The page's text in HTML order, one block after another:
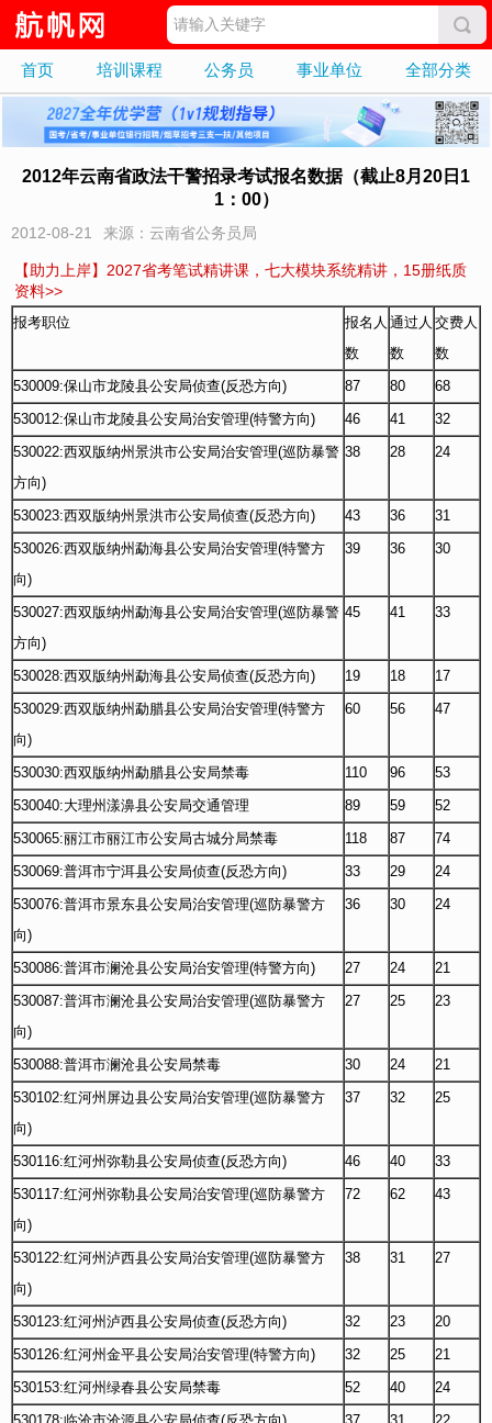
首页 培训课程 公务员 事业单位 全部分类
2012年云南省政法干警招录考试报名数据（截止8月20日1
1：00）
2012-08-21 来源：云南省公务员局
【助力上岸】2027省考笔试精讲课，七大模块系统精讲，15册纸质
资料>>
报考职位
报名人
数
通过人
数
交费人
数
530009:保山市龙陵县公安局侦查(反恐方向)
87 80
68
530012:保山市龙陵县公安局治安管理(特警方向)
46 41
32
530022:西双版纳州景洪市公安局治安管理(巡防暴警
方向)
38 28 24
530023:西双版纳州景洪市公安局侦查(反恐方向) 43 36
31
530026:西双版纳州勐海县公安局治安管理(特警方
向)
39 36 30
530027:西双版纳州勐海县公安局治安管理(巡防暴警
方向)
45 41 33
530028:西双版纳州勐海县公安局侦查(反恐方向) 19 18
17
530029:西双版纳州勐腊县公安局治安管理(特警方
向)
60 56 47
530030:西双版纳州勐腊县公安局禁毒 110 96
53
530040:大理州漾濞县公安局交通管理
89 59
52
530065:丽江市丽江市公安局古城分局禁毒
118 87
74
530069:普洱市宁洱县公安局侦查(反恐方向)
33 29
24
530076:普洱市景东县公安局治安管理(巡防暴警方
向)
36 30 24
530086:普洱市澜沧县公安局治安管理(特警方向) 27 24
21
530087:普洱市澜沧县公安局治安管理(巡防暴警方
向)
27 25 23
530088:普洱市澜沧县公安局禁毒 30 24
21
530102:红河州屏边县公安局治安管理(巡防暴警方
向)
37 32 25
530116:红河州弥勒县公安局侦查(反恐方向) 46 40
33
530117:红河州弥勒县公安局治安管理(巡防暴警方
向)
72 62 43
530122:红河州泸西县公安局治安管理(巡防暴警方
向)
38 31 27
530123:红河州泸西县公安局侦查(反恐方向) 32 23
20
530126:红河州金平县公安局治安管理(特警方向)
32 25
21
530153:红河州绿春县公安局禁毒
52 40
24